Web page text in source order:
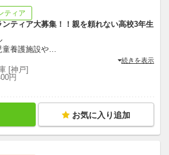
ティア
ンティア大募集！！親を頼れない高校3年生
童養護施設や
続きを表示
[神戸]
円
お気に入り追加